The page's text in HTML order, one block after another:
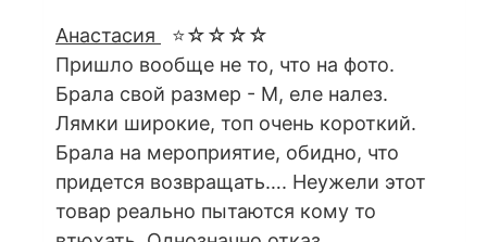
Анастасия
⭐☆☆☆☆
Пришло вообще не то, что на фото.
Брала свой размер - М, еле налез.
Лямки широкие, топ очень короткий.
Брала на мероприятие, обидно, что
придется возвращать…. Неужели этот
товар реально пытаются кому то